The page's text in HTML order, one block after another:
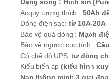
Acquy tương thích : 50Ah
Dòng điện sạc: từ 10A-20A
Bảo vệ quá dòng : Mạch
Bảo vệ ngược cực tính :
Có chế độ UPS, tự động
Kiểu biến áp (kiểu hình
Nạp thông minh 3 giai